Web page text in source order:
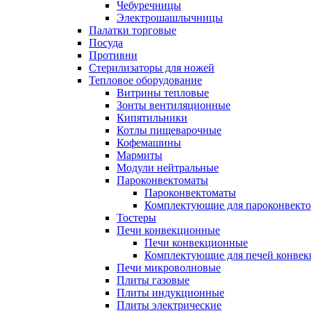
Чебуречницы
Электрошашлычницы
Палатки торговые
Посуда
Противни
Стерилизаторы для ножей
Тепловое оборудование
Витрины тепловые
Зонты вентиляционные
Кипятильники
Котлы пищеварочные
Кофемашины
Мармиты
Модули нейтральные
Пароконвектоматы
Пароконвектоматы
Комплектующие для
Тостеры
Печи конвекционные
Печи конвекционные
Комплектующие для печей
Печи микроволновые
Плиты газовые
Плиты индукционные
Плиты электрические